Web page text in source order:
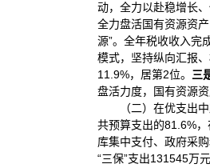
动，全力以赴稳增长
全力盘活国有资源资
源”。全年税收收入完
模式，坚持纵向汇报
11.9%，居第2位。 三
盘活力度，国有资源
（二）在优支出
共预算支出的81.6%，
库集中支付、政府采
“三保”支出131545万